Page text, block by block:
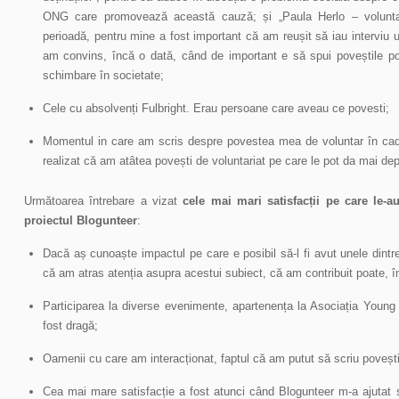
ONG care promovează această cauză; și „Paula Herlo –
perioadă, pentru mine a fost important că am reușit să iau interviu
am convins, încă o dată, când de important e să spui poveștile
schimbare în societate;
Cele cu absolvenți Fulbright. Erau persoane care aveau ce povesti;
Momentul in care am scris despre povestea mea de voluntar în
realizat că am atâtea povești de voluntariat pe care le pot da mai
Următoarea întrebare a vizatcele mai mari satisfacții pe care le-
proiectul Blogunteer:
Dacă aș cunoaște impactul pe care e posibil să-l fi avut unele
că am atras atenția asupra acestui subiect, că am contribuit poate,
Participarea la diverse evenimente, apartenența la Asociația
fost dragă;
Oamenii cu care am interacționat, faptul că am putut să scriu
Cea mai mare satisfacție a fost atunci când Blogunteer m-a